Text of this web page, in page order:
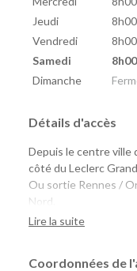
Jeudi
Vendredi
Samedi
Dimanche
Détails d'accès
Depuis le centre ville
côté du Leclerc
Ou sortie Rennes /
Nord.
Naolib : Le Cardo
Lire la suite
Coordonnées de